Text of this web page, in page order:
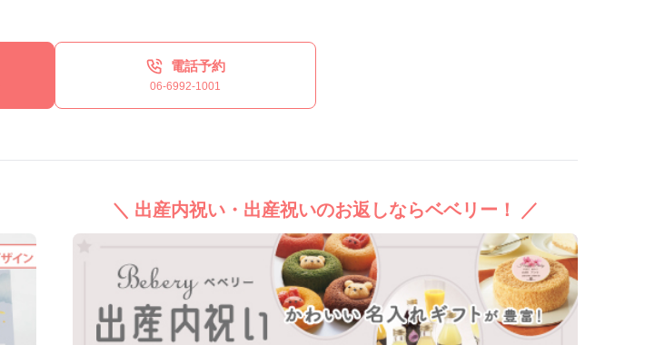
電話予約
06-6992-1001
＼ 出産内祝い・出産祝いのお返しならベベリー！ ／